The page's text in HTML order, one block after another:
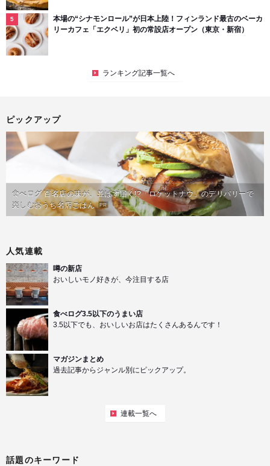
本場の“シナモンロール”が日本上陸！フィンランド最古のベーカ
リーカフェ「エクベリ」初の常設店オープン（東京・新宿）
ランキング記事一覧へ
ピックアップ
食べログ 百名店の味が、並ばず届く!?「ロケットナウ」のデリバリーで
楽しむおうち名店ごはん PR
人気連載
噂の新店
おいしいモノ好きが、今注目する店
食べログ3.5以下のうまい店
3.5以下でも、おいしいお店はたくさんあるんです！
マガジンまとめ
過去記事からジャンル別にピックアップ。
連載一覧へ
話題のキーワード